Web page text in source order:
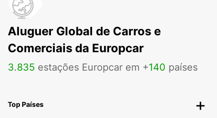
Aluguer Global de Carros e
Comerciais da Europcar
3.835 estações Europcar em +140 países
Top Países